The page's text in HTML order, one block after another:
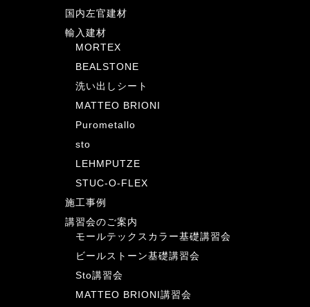
国内左官建材
輸入建材
MORTEX
BEALSTONE
洗い出しシート
MATTEO BRIONI
Purometallo
sto
LEHMPUTZE
STUC-O-FLEX
施工事例
講習会のご案内
モールテックスカラー基礎講習会
ビールストーン基礎講習会
Sto講習会
MATTEO BRIONI講習会